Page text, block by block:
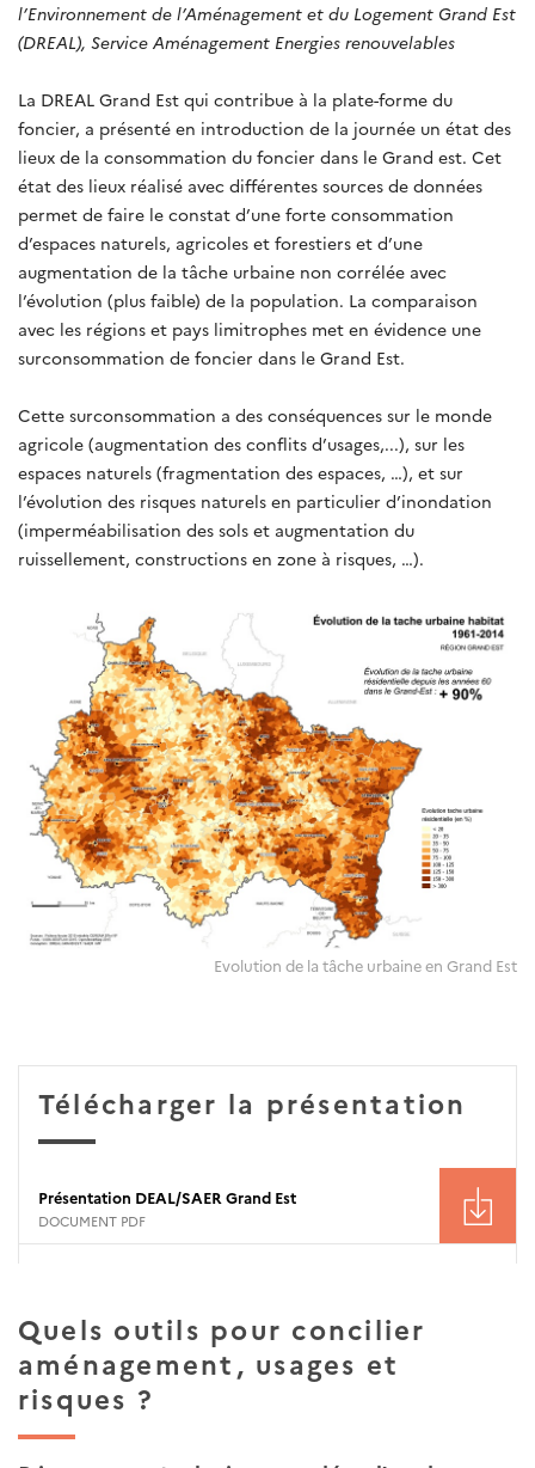
l’Environnement de l’Aménagement et du Logement Grand Est
(DREAL), Service Aménagement Energies renouvelables
La DREAL Grand Est qui contribue à la plate-forme du
foncier, a présenté en introduction de la journée un état des
lieux de la consommation du foncier dans le Grand est. Cet
état des lieux réalisé avec différentes sources de données
permet de faire le constat d’une forte consommation
d’espaces naturels, agricoles et forestiers et d’une
augmentation de la tâche urbaine non corrélée avec
l’évolution (plus faible) de la population. La comparaison
avec les régions et pays limitrophes met en évidence une
surconsommation de foncier dans le Grand Est.
Cette surconsommation a des conséquences sur le monde
agricole (augmentation des conflits d’usages,...), sur les
espaces naturels (fragmentation des espaces, …), et sur
l’évolution des risques naturels en particulier d’inondation
(imperméabilisation des sols et augmentation du
ruissellement, constructions en zone à risques, …).
Evolution de la tâche urbaine en Grand Est
Télécharger la présentation
Présentation DEAL/SAER Grand Est
DOCUMENT PDF
Quels outils pour concilier
aménagement, usages et
risques ?